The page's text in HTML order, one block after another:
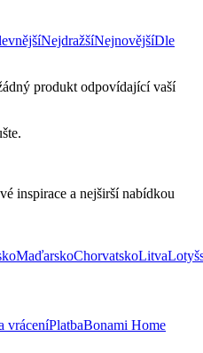
NejdražšíNejnovějšíDle
produkt odpovídající vaší
inspirace a nejširší nabídkou
MaďarskoChorvatskoLitva
vráceníPlatbaBonami Home